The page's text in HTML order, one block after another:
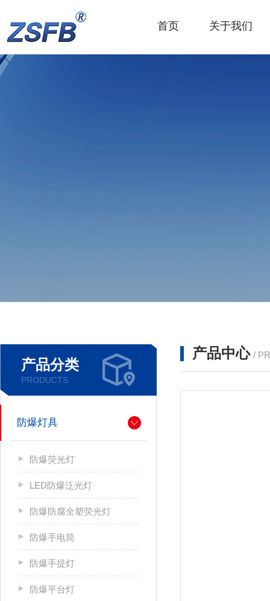
首页 关于我们
产品分类
PRODUCTS
防爆灯具
防爆荧光灯
LED防爆泛光灯
防爆防腐全塑荧光灯
防爆手电筒
防爆手提灯
防爆平台灯
产品中心 /